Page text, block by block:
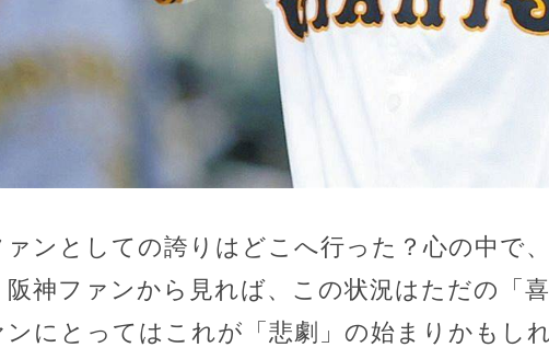
ァンとしての誇りはどこへ行った？心の中で
阪神ファンから見れば、この状況はただの「
ンにとってはこれが「悲劇」の始まりかもし